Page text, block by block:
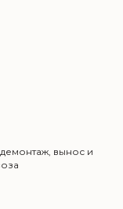
вынос и